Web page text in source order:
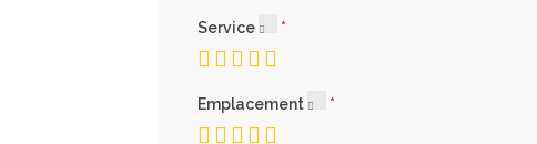
Service
Emplacement